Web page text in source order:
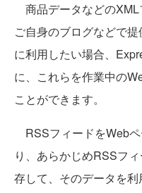
商品データなどの
ご自身のブログなどで
に利用したい場合、
に、これらを作業中の
ことができます。
RSSフィードをWeb
り、あらかじめRSSフ
存して、そのデータを